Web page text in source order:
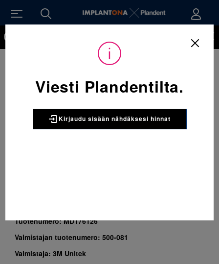
Käsi-instrumentit
500-081 Neulankuljettimet, siro 1 x 1 kpl
3M UNITEK
500-081 Neulankuljettimet, siro 1
x 1 kpl
Tuotenumero:MD176126
Valmistajan tuotenumero: 500-081
Valmistaja: 3M Unitek
Viesti Plandentilta.
Kirjaudu sisään nähdäksesi hinnat